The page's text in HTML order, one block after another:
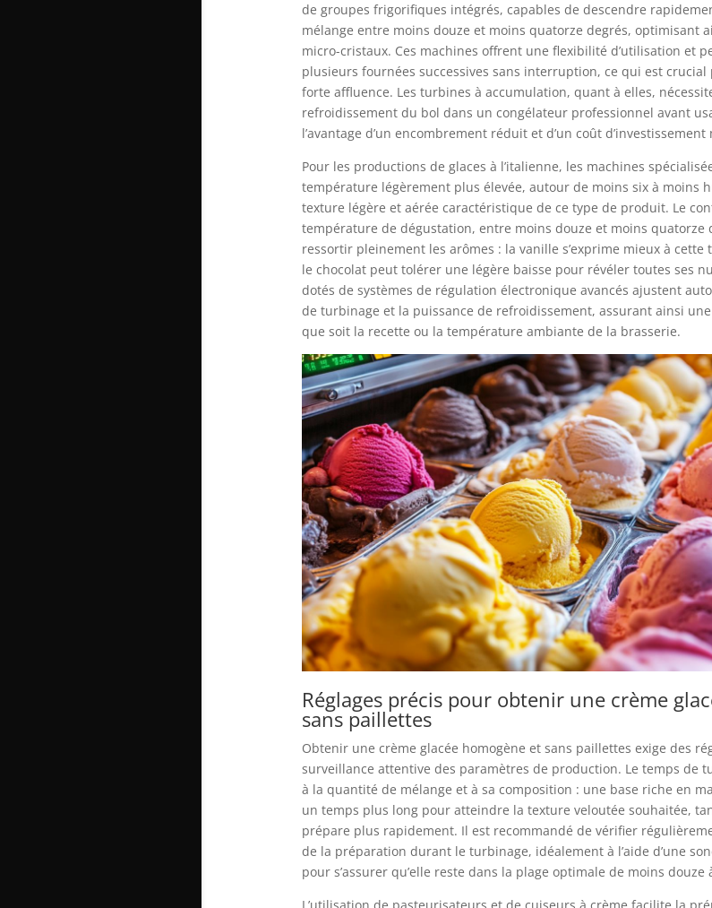
de groupes frigorifiques intégrés, capables de descendre
mélange entre moins douze et moins quatorze degrés, optimisant
micro-cristaux. Ces machines offrent une flexibilité d’utilisation et
plusieurs fournées successives sans interruption, ce qui est
forte affluence. Les turbines à accumulation, quant à elles,
refroidissement du bol dans un congélateur professionnel avant
l’avantage d’un encombrement réduit et d’un coût
Pour les productions de glaces à l’italienne, les machines
température légèrement plus élevée, autour de moins six à moins
texture légère et aérée caractéristique de ce type de produit. Le
température de dégustation, entre moins douze et moins quatorze
ressortir pleinement les arômes : la vanille s’exprime mieux à
le chocolat peut tolérer une légère baisse pour révéler toutes ses
dotés de systèmes de régulation électronique avancés ajustent
de turbinage et la puissance de refroidissement, assurant ainsi
que soit la recette ou la température ambiante de la brasserie.
Réglages précis pour obtenir une crème
sans paillettes
Obtenir une crème glacée homogène et sans paillettes exige des
surveillance attentive des paramètres de production. Le temps de
à la quantité de mélange et à sa composition : une base riche en
un temps plus long pour atteindre la texture veloutée souhaitée,
prépare plus rapidement. Il est recommandé de vérifier
de la préparation durant le turbinage, idéalement à l’aide d’une
pour s’assurer qu’elle reste dans la plage optimale de moins